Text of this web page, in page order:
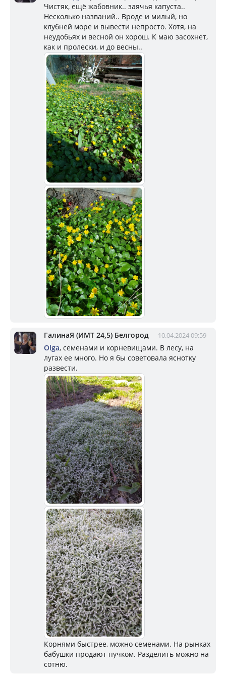
Чистяк, ещё жабовник.. заячья капуста..
Несколько названий.. Вроде и милый, но
клубней море и вывести непросто. Хотя, на
неудобьях и весной он хорош. К маю засохнет,
как и пролески, и до весны..
ГалинаЯ (ИМТ 24,5) Белгород 10.04.2024 09:59
Olga, семенами и корневищами. В лесу, на
лугах ее много. Но я бы советовала яснотку
развести.
Корнями быстрее, можно семенами. На рынках
бабушки продают пучком. Разделить можно на
сотню.